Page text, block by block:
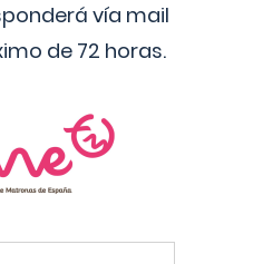
vía mail
de 72 horas.